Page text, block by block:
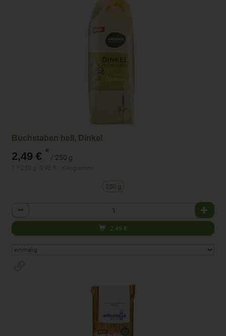
Buchstaben hell, Dinkel
2,49 € * / 250 g
250 g
Anzahl
2,49 €